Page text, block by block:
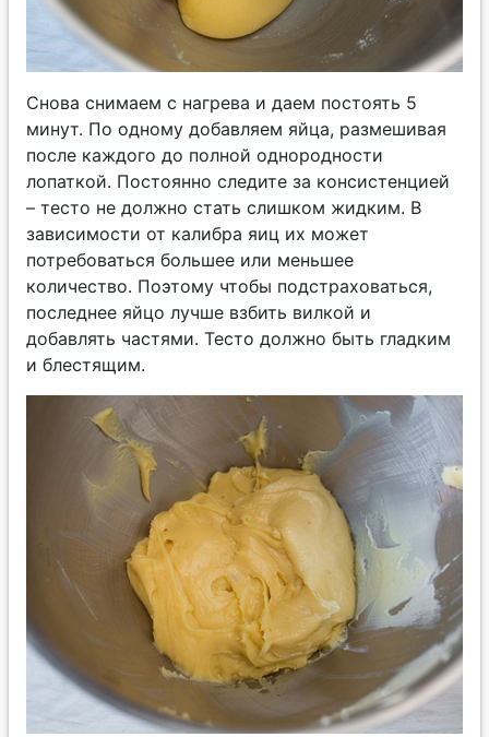
Снова снимаем с нагрева и даем постоять 5
минут. По одному добавляем яйца, размешивая
после каждого до полной однородности
лопаткой. Постоянно следите за консистенцией
– тесто не должно стать слишком жидким. В
зависимости от калибра яиц их может
потребоваться большее или меньшее
количество. Поэтому чтобы подстраховаться,
последнее яйцо лучше взбить вилкой и
добавлять частями. Тесто должно быть гладким
и блестящим.